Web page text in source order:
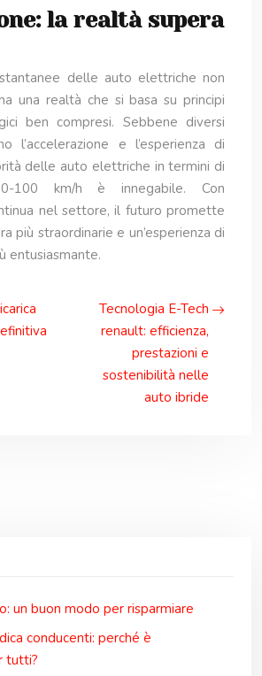
la realtà supera
delle auto elettriche non
una realtà che si basa su principi
ben compresi. Sebbene diversi
l’accelerazione e l’esperienza di
delle auto elettriche in termini di
0-100 km/h è innegabile. Con
nel settore, il futuro promette
più straordinarie e un’esperienza di
entusiasmante.
Tecnologia E-Tech
renault: efficienza,
prestazioni e
sostenibilità nelle
auto ibride
un buon modo per risparmiare
conducenti: perché è
tutti?